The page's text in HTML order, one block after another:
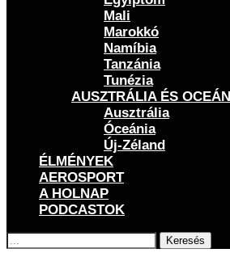
Mali
Marokkó
Namíbia
Tanzánia
Tunézia
AUSZTRÁLIA ÉS
Ausztrália
Óceánia
Új-Zéland
ÉLMÉNYEK
AEROSPORT
A HOLNAP
PODCASTOK
Keresés